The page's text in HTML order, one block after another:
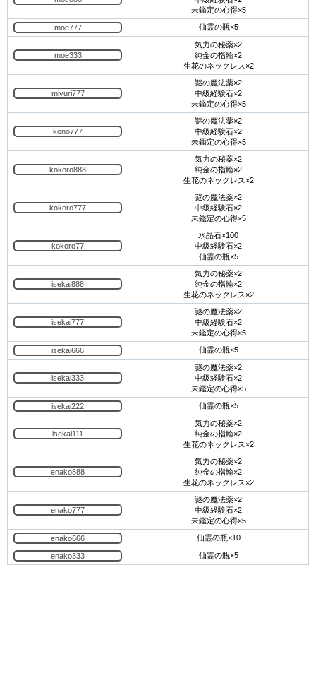
未鑑定の心得×5
moe777 仙霊の瓶×5
moe333
気力の秘薬×2
純金の指輪×2
生花のネックレス×2
miyuri777
謎の魔法薬×2
中級経験石×2
未鑑定の心得×5
kono777
謎の魔法薬×2
中級経験石×2
未鑑定の心得×5
kokoro888
気力の秘薬×2
純金の指輪×2
生花のネックレス×2
kokoro777
謎の魔法薬×2
中級経験石×2
未鑑定の心得×5
kokoro77
水晶石×100
中級経験石×2
仙霊の瓶×5
isekai888
気力の秘薬×2
純金の指輪×2
生花のネックレス×2
isekai777
謎の魔法薬×2
中級経験石×2
未鑑定の心得×5
isekai666 仙霊の瓶×5
isekai333
謎の魔法薬×2
中級経験石×2
未鑑定の心得×5
isekai222 仙霊の瓶×5
isekai111
気力の秘薬×2
純金の指輪×2
生花のネックレス×2
enako888
気力の秘薬×2
純金の指輪×2
生花のネックレス×2
enako777
謎の魔法薬×2
中級経験石×2
未鑑定の心得×5
enako666 仙霊の瓶×10
enako333 仙霊の瓶×5